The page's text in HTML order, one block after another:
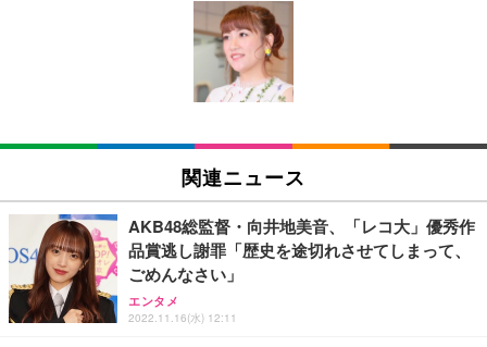
[EdoErgo] オフィスチェア 椅子 テレワーク 疲れな
い 跳ね上げ式アームレスト コンパクト 約105度ロッ
キング pc 事務椅子 360度回転 座面昇降 強化ナイロ
ン樹脂ベース 通気性メッシュ 在宅ワーク H-WY01
(黒網+黒枠+黒足)
SIHOO B100 オフィスチェア／デスクチェア メッシ
ュチェア 人間工学 疲れない ブラック
￥27,999
Sezlife オフィスチェア デスクチェア 疲れない テレ
ワーク チェア 強化バックレスト 30度ロッキング機
能 人間工学 椅子 腰サポート 90度跳ね上げ式アーム
レスト 3Dヘッドレスト ハンガー付き 高反発クッシ
EIZO ビジネス向けプレミアムモニター | FlexScan
EV3240X-WT | 31.5型4K UHD・USB Type-C・ホワ
￥105,595
EIZO ビジネス向けプレミアムモニター | FlexScan
￥109,572
【純正品】27"ゲーミングモニター DualSense 充電
フック付き（CFI-ZDM1J）
￥49,979
Amazonベーシック ペットシーツ 薄型 レギュラー 1
回使い捨て 無香料 ホワイト 300枚
Amazonベーシック ペットシーツ 厚型 ワイド 42枚
x2袋(84枚) ホワイト(吸収面:ライトブルー)
￥3,234
ネオ・ルーライフ ネオ・オムツ L 中型犬用 26枚入
り 単品
￥1,800
関連ニュース
AKB48総監督・向井地美音、「レコ大」優秀作
品賞逃し謝罪「歴史を途切れさせてしまって、
ごめんなさい」
エンタメ
2022.11.16(水) 12:11